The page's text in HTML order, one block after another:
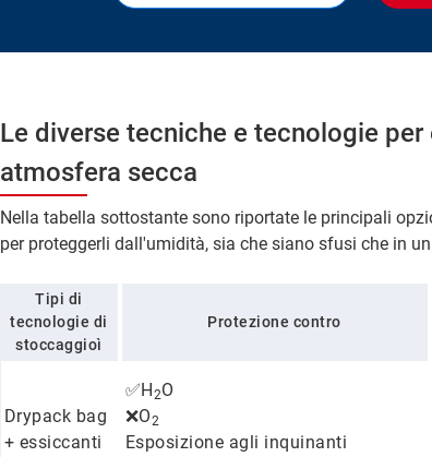
Le diverse tecniche e tecnologie
atmosfera secca
Nella tabella sottostante sono riportate le principali
per proteggerli dall'umidità, sia che siano sfusi che in
Tipi di
tecnologie di
stoccaggioì
Protezione contro
Drypack bag
+ essiccanti
✅H2O
❌O2
Esposizione agli inquinanti